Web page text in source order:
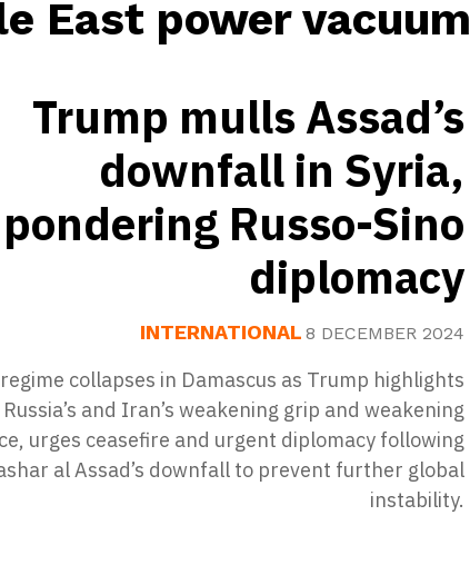
East power vacuum
Trump mulls Assad’s
downfall in Syria,
pondering Russo-Sino
diplomacy
INTERNATIONAL 8 DECEMBER 2024
regime collapses in Damascus as Trump highlights
Russia’s and Iran’s weakening grip and weakening
urges ceasefire and urgent diplomacy following
al Assad’s downfall to prevent further global
instability.